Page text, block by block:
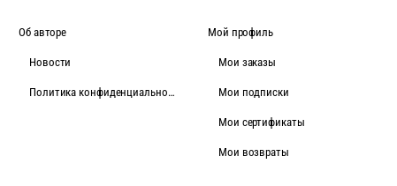
Об авторе
Новости
Политика конфиденциальности
Мой профиль
Мои заказы
Мои подписки
Мои сертификаты
Мои возвраты